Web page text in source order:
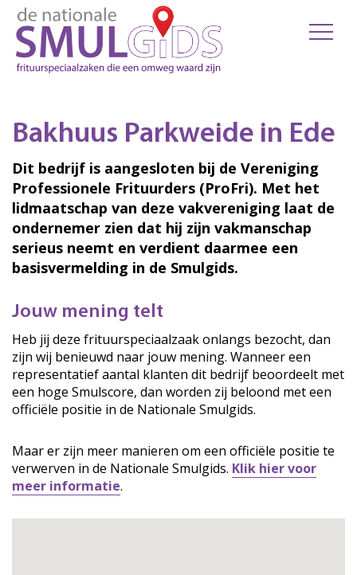
Bakhuus Parkweide in Ede
Dit bedrijf is aangesloten bij de Vereniging
Professionele Frituurders (ProFri). Met het
lidmaatschap van deze vakvereniging laat de
ondernemer zien dat hij zijn vakmanschap
serieus neemt en verdient daarmee een
basisvermelding in de Smulgids.
Jouw mening telt
Heb jij deze frituurspeciaalzaak onlangs bezocht, dan
zijn wij benieuwd naar jouw mening. Wanneer een
representatief aantal klanten dit bedrijf beoordeelt met
een hoge Smulscore, dan worden zij beloond met een
officiële positie in de Nationale Smulgids.
Maar er zijn meer manieren om een officiële positie te
verwerven in de Nationale Smulgids. Klik hier voor
meer informatie.